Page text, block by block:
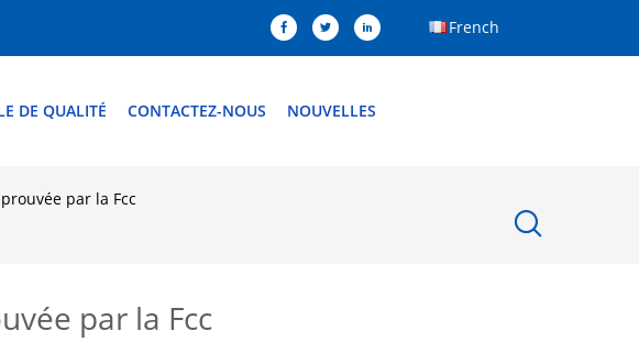
French
DE QUALITÉ CONTACTEZ-NOUS NOUVELLES
par la Fcc
par la Fcc